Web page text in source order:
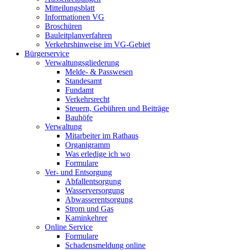
Mitteilungsblatt
Informationen VG
Broschüren
Bauleitplanverfahren
Verkehrshinweise im VG-Gebiet
Bürgerservice
Verwaltungsgliederung
Melde- & Passwesen
Standesamt
Fundamt
Verkehrsrecht
Steuern, Gebühren und Beiträge
Bauhöfe
Verwaltung
Mitarbeiter im Rathaus
Organigramm
Was erledige ich wo
Formulare
Ver- und Entsorgung
Abfallentsorgung
Wasserversorgung
Abwasserentsorgung
Strom und Gas
Kaminkehrer
Online Service
Formulare
Schadensmeldung online